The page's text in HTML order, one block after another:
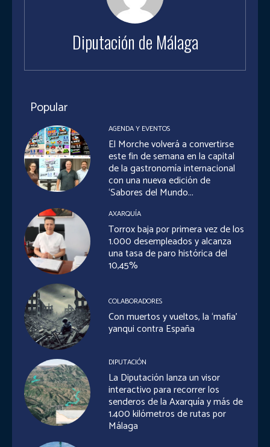
Diputación de Málaga
Popular
AGENDA Y EVENTOS
El Morche volverá a convertirse
este fin de semana en la capital
de la gastronomía internacional
con una nueva edición de
‘Sabores del Mundo...
AXARQUÍA
Torrox baja por primera vez de los
1.000 desempleados y alcanza
una tasa de paro histórica del
10,45%
COLABORADORES
Con muertos y vueltos, la ‘mafia’
yanqui contra España
DIPUTACIÓN
La Diputación lanza un visor
interactivo para recorrer los
senderos de la Axarquía y más de
1.400 kilómetros de rutas por
Málaga